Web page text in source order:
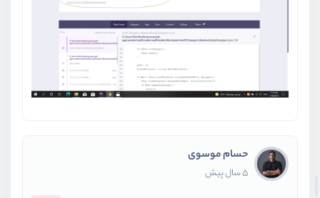
حسام موسوی
5 سال پیش